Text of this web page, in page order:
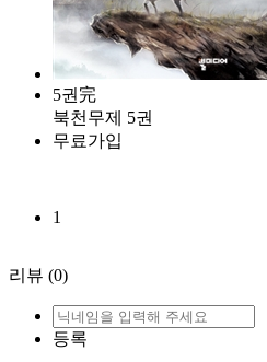
5권完
북천무제 5권
무료가입
1
리뷰 (0)
등록